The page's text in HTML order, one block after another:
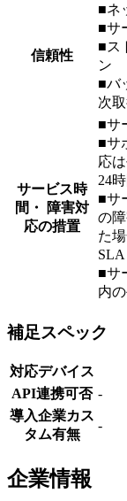
信頼性
■ネ
■サ
■ス
ン
■バ
次
サービス時
間・ 障害対
応の措置
■サ
■サ
応
24
■サ
の
た
SLA
■サ
内
補足スペック
対応デバイス
API連携可否 -
導入企業カス
タム有無
-
企業情報